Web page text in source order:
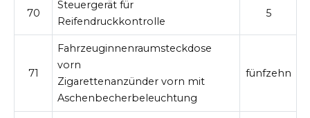
70
Steuergerät für
Reifendruckkontrolle
5
71
Fahrzeuginnenraumsteckdose
vorn
Zigarettenanzünder vorn mit
Aschenbecherbeleuchtung
fünfzehn